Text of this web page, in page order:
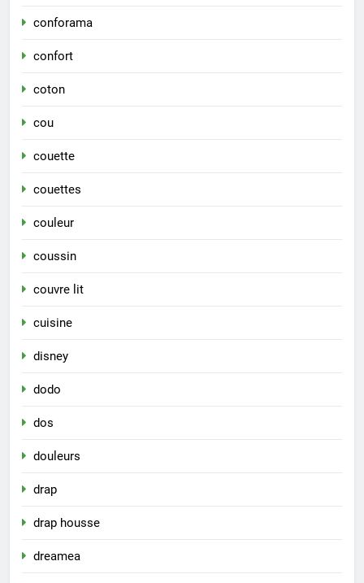
conforama
confort
coton
cou
couette
couettes
couleur
coussin
couvre lit
cuisine
disney
dodo
dos
douleurs
drap
drap housse
dreamea